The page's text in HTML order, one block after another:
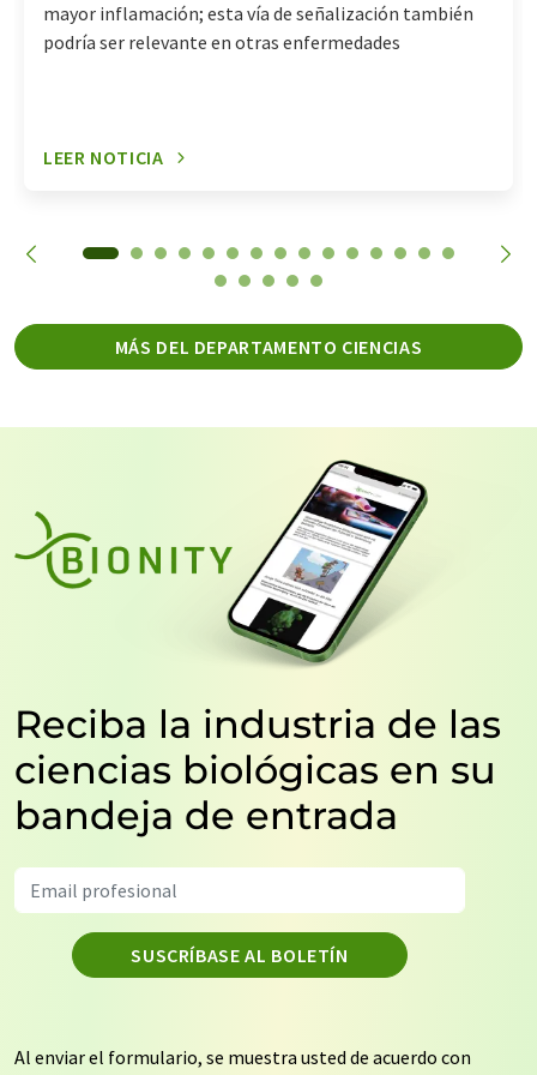
mayor inflamación; esta vía de señalización también
podría ser relevante en otras enfermedades
LEER NOTICIA
MÁS DEL DEPARTAMENTO CIENCIAS
Reciba la industria de las
ciencias biológicas en su
bandeja de entrada
SUSCRÍBASE AL BOLETÍN
Al enviar el formulario, se muestra usted de acuerdo con